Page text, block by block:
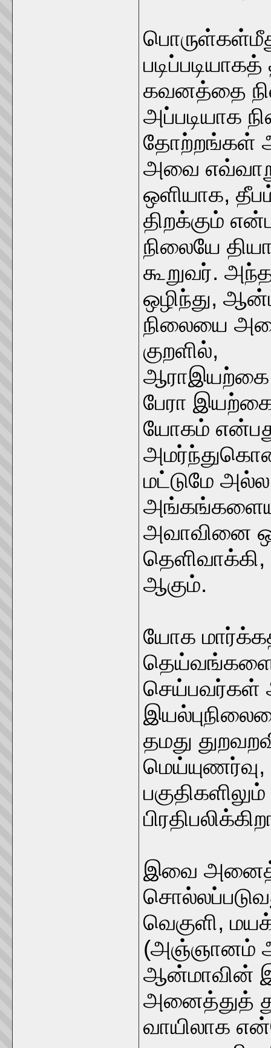
கவனத்தை
அப்படியாக
தோற்றங்கள்
அவை எவ்வாறு
ஒளியாக,
திறக்கும்
நிலையே
கூறுவர்.
ஒழிந்து,
நிலையை
குறளில்,
ஆராஇயற்கை
பேரா
யோகம்
மட்டுமே
அவாவினை
ஆகும்.
யோக
தெய்வங்களை
செய்பவர்கள்
தமது
இவை
வெகுளி,
(அஞ்ஞானம்
ஆன்மாவின்
அனைத்துத்
வாயிலாக